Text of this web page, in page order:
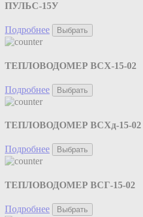
ПУЛЬС-15У
Подробнее Выбрать
ТЕПЛОВОДОМЕР ВСХ-15-02
Подробнее Выбрать
ТЕПЛОВОДОМЕР ВСХд-15-02
Подробнее Выбрать
ТЕПЛОВОДОМЕР ВСГ-15-02
Подробнее Выбрать